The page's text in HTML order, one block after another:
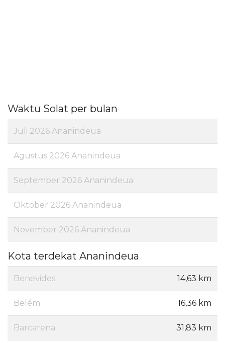
Waktu Solat per bulan
Juli 2026 Ananindeua
Agustus 2026 Ananindeua
September 2026 Ananindeua
Oktober 2026 Ananindeua
November 2026 Ananindeua
Kota terdekat Ananindeua
Benevides 14,63 km
Belém 16,36 km
Barcarena 31,83 km